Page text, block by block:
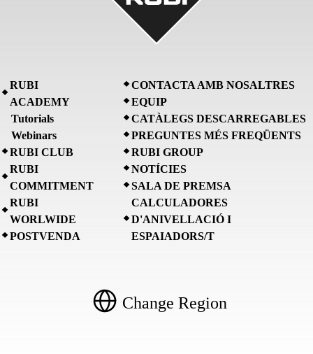
RUBI
ACADEMY
Tutorials
Webinars
RUBI CLUB
RUBI
COMMITMENT
RUBI
WORLWIDE
POSTVENDA
CONTACTA AMB NOSALTRES
EQUIP
CATÀLEGS DESCARREGABLES
PREGUNTES MÉS FREQÜENTS
RUBI GROUP
NOTÍCIES
SALA DE PREMSA
CALCULADORES
D'ANIVELLACIÓ I
ESPAIADORS/T
Change Region